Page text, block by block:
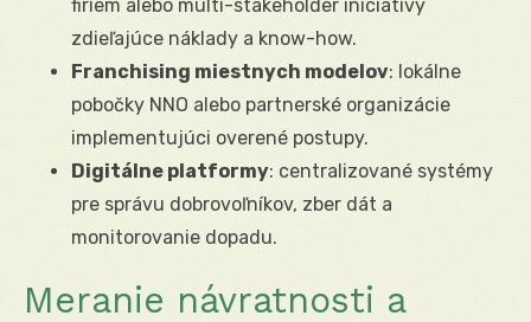
firiem alebo multi-stakeholder iniciatívy
zdieľajúce náklady a know-how.
Franchising miestnych modelov: lokálne
pobočky NNO alebo partnerské organizácie
implementujúci overené postupy.
Digitálne platformy: centralizované systémy
pre správu dobrovoľníkov, zber dát a
monitorovanie dopadu.
Meranie návratnosti a